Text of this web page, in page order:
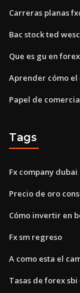
Carreras planas
Bac stock ted
Que es gu en forex
Aprender cómo
Papel de
Tags
Fx company dubai
Precio de oro
Cómo invertir en
Fx sm regreso
A como esta el
Tasas de forex sbi